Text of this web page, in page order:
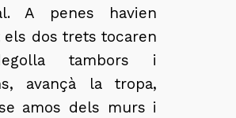
A penes havien
els dos trets tocaren
tambors i
avançà la tropa,
amos dels murs i